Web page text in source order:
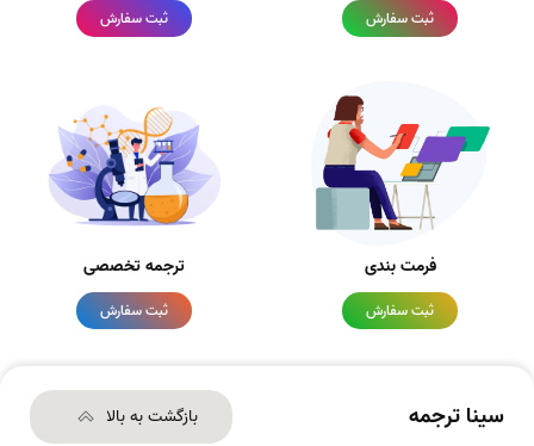
ثبت سفارش ثبت سفارش
فرمت بندی
ثبت سفارش
ترجمه تخصصی
ثبت سفارش
سینا ترجمه بازگشت به بالا